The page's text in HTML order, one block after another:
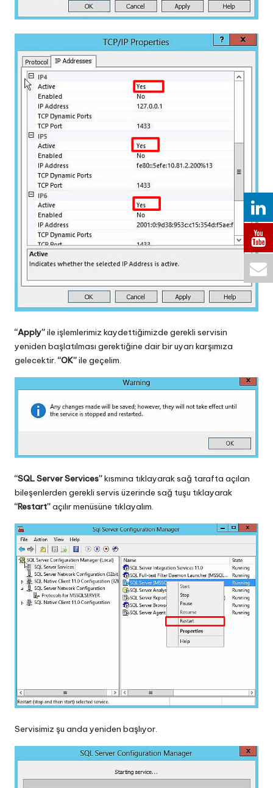
“Apply”ile işlemlerimiz kaydettiğimizde gerekli servisin
yeniden başlatılması gerektiğine dair bir uyarı karşımıza
gelecektir.“OK”ile geçelim.
“SQL Server Services”kısmına tıklayarak sağ tarafta açılan
bileşenlerden gerekli servis üzerinde sağ tuşu tıklayarak
“Restart”açılır menüsüne tıklayalım.
Servisimiz şu anda yeniden başlıyor.